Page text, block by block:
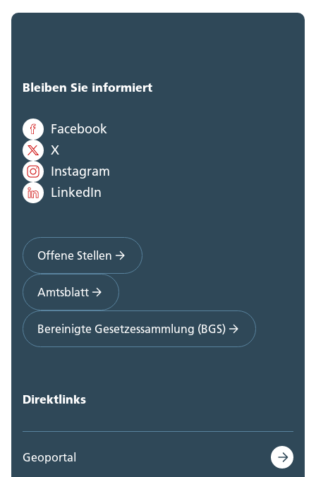
Bleiben Sie informiert
Facebook
X
Instagram
LinkedIn
Offene Stellen
Amtsblatt
Bereinigte Gesetzessammlung (BGS)
Direktlinks
Geoportal